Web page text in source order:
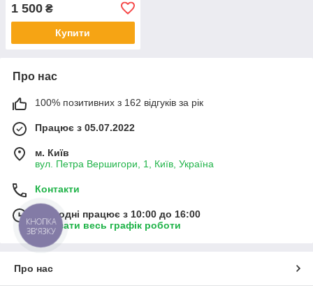
1 500 ₴
Купити
Про нас
100% позитивних з 162 відгуків за рік
Працює з 05.07.2022
м. Київ
вул. Петра Вершигори, 1, Київ, Україна
Контакти
Сьогодні працює з 10:00 до 16:00
Показати весь графік роботи
Про нас
КНОПКА
ЗВ'ЯЗКУ